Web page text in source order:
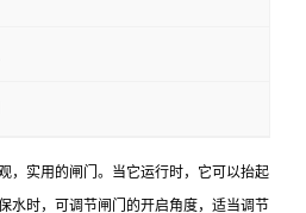
，实用的闸门。当它运行时，它可以抬起
水时，可调节闸门的开启角度，适当调节